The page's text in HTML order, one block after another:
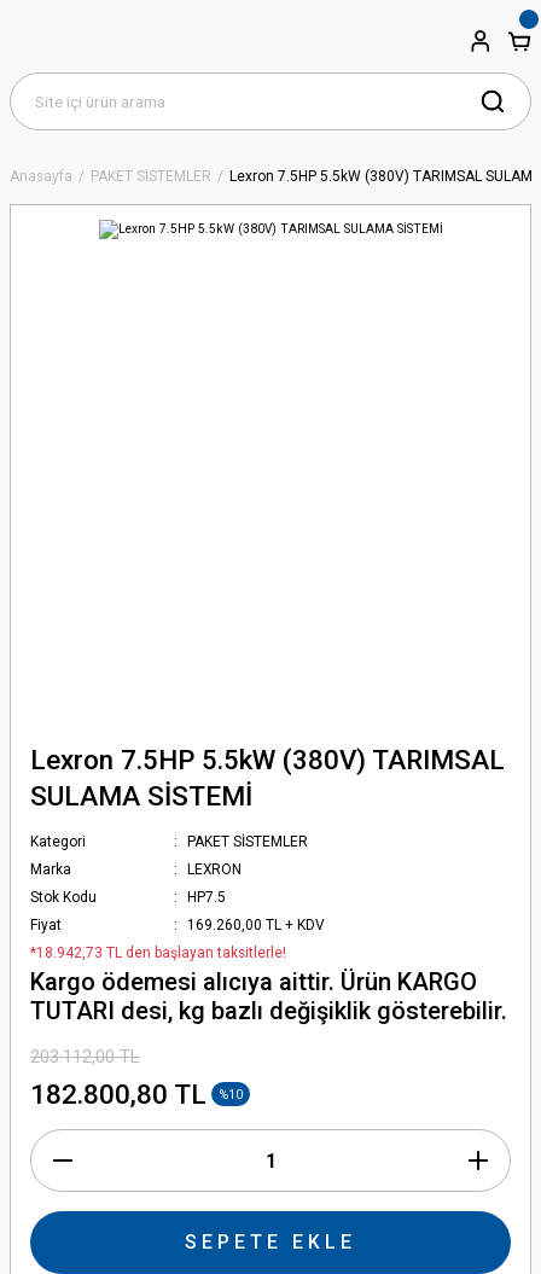
Anasayfa PAKET SİSTEMLER Lexron 7.5HP 5.5kW (380V) TARIMSAL
Lexron 7.5HP 5.5kW (380V) TARIMSAL
SULAMA SİSTEMİ
Kategori
PAKET SİSTEMLER
Marka
LEXRON
Stok Kodu
HP7.5
Fiyat
169.260,00 TL + KDV
*18.942,73 TL den başlayan taksitlerle!
Kargo ödemesi alıcıya aittir. Ürün KARGO
TUTARI desi, kg bazlı değişiklik gösterebilir.
203.112,00 TL
182.800,80 TL %10
SEPETE EKLE